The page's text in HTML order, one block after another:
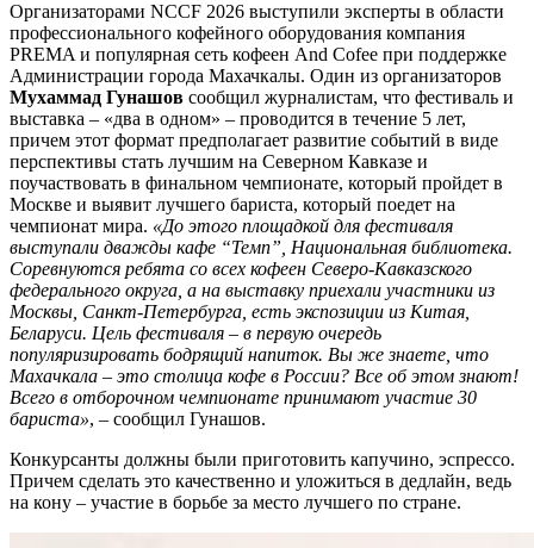
Организаторами NCCF 2026 выступили эксперты в области
профессионального кофейного оборудования компания
PREMA и популярная сеть кофеен And Cofee при поддержке
Администрации города Махачкалы. Один из организаторов
Мухаммад Гунашов сообщил журналистам, что фестиваль и
выставка – «два в одном» – проводится в течение 5 лет,
причем этот формат предполагает развитие событий в виде
перспективы стать лучшим на Северном Кавказе и
поучаствовать в финальном чемпионате, который пройдет в
Москве и выявит лучшего бариста, который поедет на
чемпионат мира. «До этого площадкой для фестиваля
выступали дважды кафе “Темп”, Национальная библиотека.
Соревнуются ребята со всех кофеен Северо-Кавказского
федерального округа, а на выставку приехали участники из
Москвы, Санкт-Петербурга, есть экспозиции из Китая,
Беларуси. Цель фестиваля – в первую очередь
популяризировать бодрящий напиток. Вы же знаете, что
Махачкала – это столица кофе в России? Все об этом знают!
Всего в отборочном чемпионате принимают участие 30
бариста», – сообщил Гунашов.
Конкурсанты должны были приготовить капучино, эспрессо.
Причем сделать это качественно и уложиться в дедлайн, ведь
на кону – участие в борьбе за место лучшего по стране.